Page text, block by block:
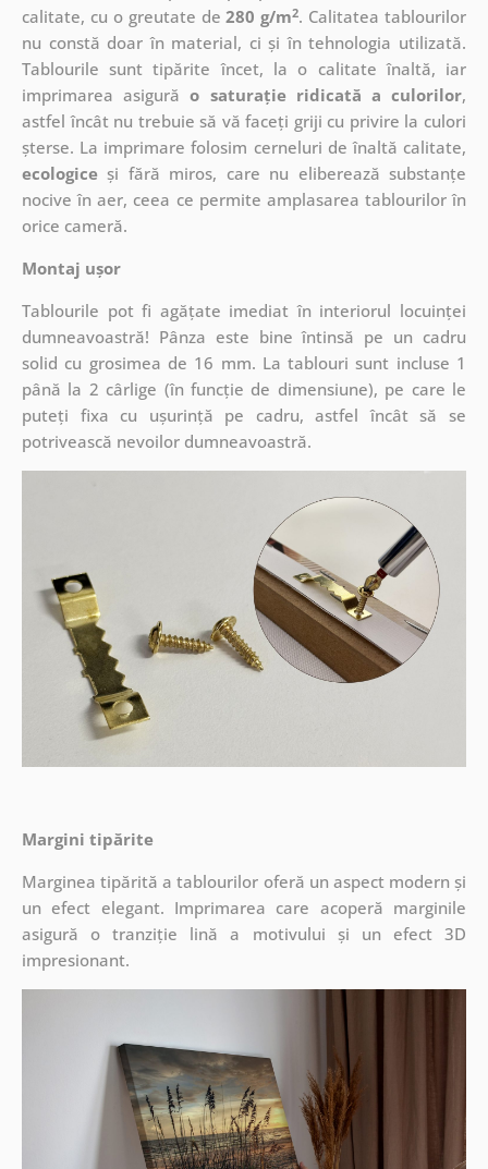
calitate, cu o greutate de280 g/m2. Calitatea tablourilor
nu constă doar în material, ci și în tehnologia utilizată.
Tablourile sunt tipărite încet, la o calitate înaltă, iar
imprimarea asigurăo saturație ridicată a culorilor,
astfel încât nu trebuie să vă faceți griji cu privire la culori
șterse. La imprimare folosim cerneluri de înaltă calitate,
ecologiceși fără miros, care nu eliberează substanțe
nocive în aer, ceea ce permite amplasarea tablourilor în
orice cameră.
Montaj ușor
Tablourile pot fi agățate imediat în interiorul locuinței
dumneavoastră! Pânza este bine întinsă pe un cadru
solid cu grosimea de 16 mm. La tablouri sunt incluse 1
până la 2 cârlige (în funcție de dimensiune), pe care le
puteți fixa cu ușurință pe cadru, astfel încât să se
potrivească nevoilor dumneavoastră.
Margini tipărite
Marginea tipărită a tablourilor oferă un aspect modern și
un efect elegant. Imprimarea care acoperă marginile
asigură o tranziție lină a motivului și un efect 3D
impresionant.